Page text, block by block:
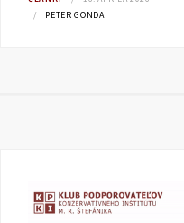
PETER GONDA